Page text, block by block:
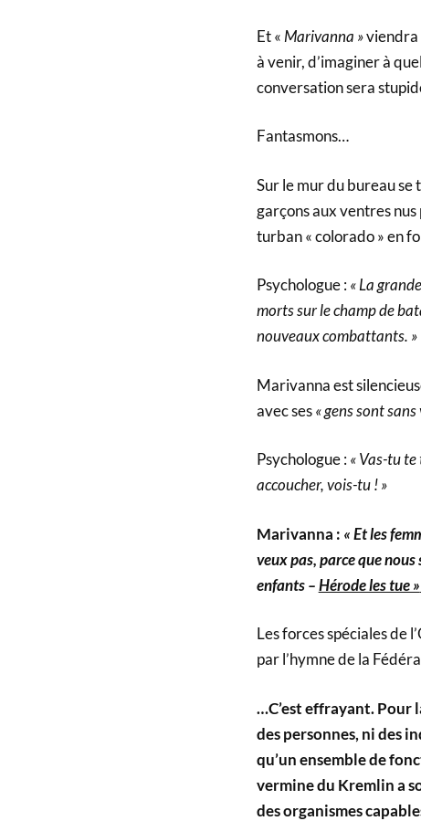
Et « Marivanna »viendra
à venir, d’imaginer à
conversation sera
Fantasmons…
Sur le mur du bureau
garçons aux ventres
turban « colorado » en
Psychologue :« La
morts sur le champ de
nouveaux combattants. »
Marivanna est
avec ses« gens sont sans
Psychologue :« Vas-tu te
accoucher, vois-tu ! »
Marivanna : « Et les
veux pas, parce que nous
enfants –Hérode les tue »
Les forces spéciales de
par l’hymne de la
…C’est effrayant. Pour
des personnes, ni des
qu’un ensemble de
vermine du Kremlin a
des organismes